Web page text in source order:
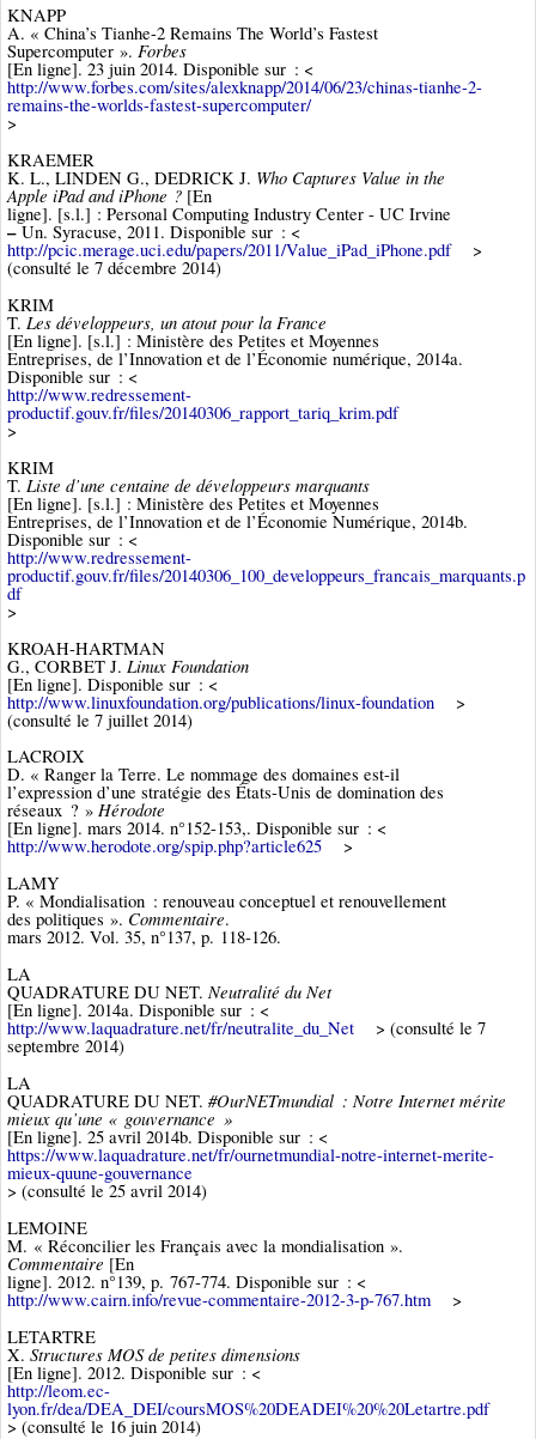
KNAPP
A. « China’s Tianhe-2 Remains The World’s Fastest
Supercomputer ». Forbes
[En ligne]. 23 juin 2014. Disponible sur : <
http://www.forbes.com/sites/alexknapp/2014/06/23/chinas-tianhe-2-
remains-the-worlds-fastest-supercomputer/
>
KRAEMER
K. L., LINDEN G., DEDRICK J. Who Captures Value in the
Apple iPad and iPhone ? [En
ligne]. [s.l.] : Personal Computing Industry Center - UC Irvine
–Un. Syracuse, 2011. Disponible sur : <
http://pcic.merage.uci.edu/papers/2011/Value_iPad_iPhone.pdf >
(consulté le 7 décembre 2014)
KRIM
T. Les développeurs, un atout pour la France
[En ligne]. [s.l.] : Ministère des Petites et Moyennes
Entreprises, de l’Innovation et de l’Économie numérique, 2014a.
Disponible sur : <
http://www.redressement-
productif.gouv.fr/files/20140306_rapport_tariq_krim.pdf
>
KRIM
T. Liste d’une centaine de développeurs marquants
[En ligne]. [s.l.] : Ministère des Petites et Moyennes
Entreprises, de l’Innovation et de l’Économie Numérique, 2014b.
Disponible sur : <
http://www.redressement-
productif.gouv.fr/files/20140306_100_developpeurs_francais_marquants.p
df
>
KROAH-HARTMAN
G., CORBET J. Linux Foundation
[En ligne]. Disponible sur : <
http://www.linuxfoundation.org/publications/linux-foundation >
(consulté le 7 juillet 2014)
LACROIX
D. « Ranger la Terre. Le nommage des domaines est-il
l’expression d’une stratégie des États-Unis de domination des
réseaux ? » Hérodote
[En ligne]. mars 2014. n°152-153,. Disponible sur : <
http://www.herodote.org/spip.php?article625
>
LAMY
P. « Mondialisation : renouveau conceptuel et renouvellement
des politiques ». Commentaire.
mars 2012. Vol. 35, n°137, p. 118‑126.
LA
QUADRATURE DU NET. Neutralité du Net
[En ligne]. 2014a. Disponible sur : <
http://www.laquadrature.net/fr/neutralite_du_Net > (consulté le 7
septembre 2014)
LA
QUADRATURE DU NET. #OurNETmundial : Notre Internet mérite
mieux qu’une « gouvernance »
[En ligne]. 25 avril 2014b. Disponible sur : <
https://www.laquadrature.net/fr/ournetmundial-notre-internet-merite-
mieux-quune-gouvernance
> (consulté le 25 avril 2014)
LEMOINE
M. « Réconcilier les Français avec la mondialisation ».
Commentaire [En
ligne]. 2012. n°139, p. 767‑774. Disponible sur : <
http://www.cairn.info/revue-commentaire-2012-3-p-767.htm
>
LETARTRE
X. Structures MOS de petites dimensions
[En ligne]. 2012. Disponible sur : <
http://leom.ec-
lyon.fr/dea/DEA_DEI/coursMOS%20DEADEI%20%20Letartre.pdf
> (consulté le 16 juin 2014)